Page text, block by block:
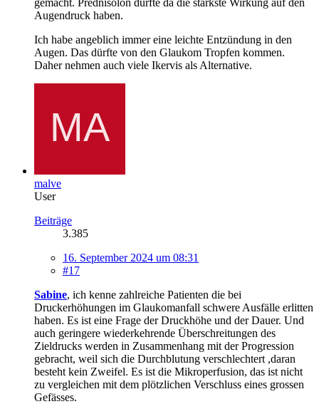
Augendruck haben.
Ich habe angeblich immer eine leichte Entzündung in den
Augen. Das dürfte von den Glaukom Tropfen kommen.
Daher nehmen auch viele Ikervis als Alternative.
malve
User
Beiträge
3.385
16. September 2024 um 08:31
#17
Sabine, ich kenne zahlreiche Patienten die bei
Druckerhöhungen im Glaukomanfall schwere Ausfälle erlitten
haben. Es ist eine Frage der Druckhöhe und der Dauer. Und
auch geringere wiederkehrende Überschreitungen des
Zieldrucks werden in Zusammenhang mit der Progression
gebracht, weil sich die Durchblutung verschlechtert ,daran
besteht kein Zweifel. Es ist die Mikroperfusion, das ist nicht
zu vergleichen mit dem plötzlichen Verschluss eines grossen
Gefässes.